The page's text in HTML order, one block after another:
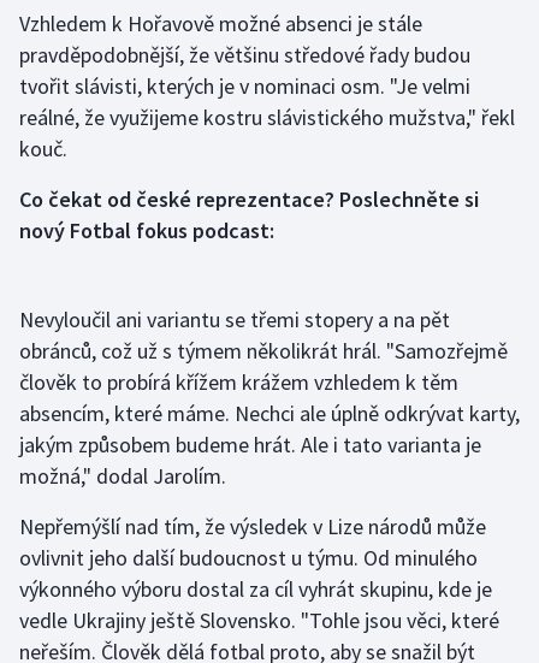
Moderní pětiboj
Motorsport
Olympijské hry
Parasport
Plážový volejbal
Ragby
Rychlobruslení
Short track
Sportovní střelba
Vzhledem k Hořavově možné absenci je stále
pravděpodobnější, že většinu středové řady budou
tvořit slávisti, kterých je v nominaci osm. "Je velmi
reálné, že využijeme kostru slávistického mužstva," řekl
kouč.
Co čekat od české reprezentace? Poslechněte si
nový Fotbal fokus podcast:
Nevyloučil ani variantu se třemi stopery a na pět
obránců, což už s týmem několikrát hrál. "Samozřejmě
člověk to probírá křížem krážem vzhledem k těm
absencím, které máme. Nechci ale úplně odkrývat karty,
jakým způsobem budeme hrát. Ale i tato varianta je
možná," dodal Jarolím.
Nepřemýšlí nad tím, že výsledek v Lize národů může
ovlivnit jeho další budoucnost u týmu. Od minulého
výkonného výboru dostal za cíl vyhrát skupinu, kde je
vedle Ukrajiny ještě Slovensko. "Tohle jsou věci, které
neřeším. Člověk dělá fotbal proto, aby se snažil být